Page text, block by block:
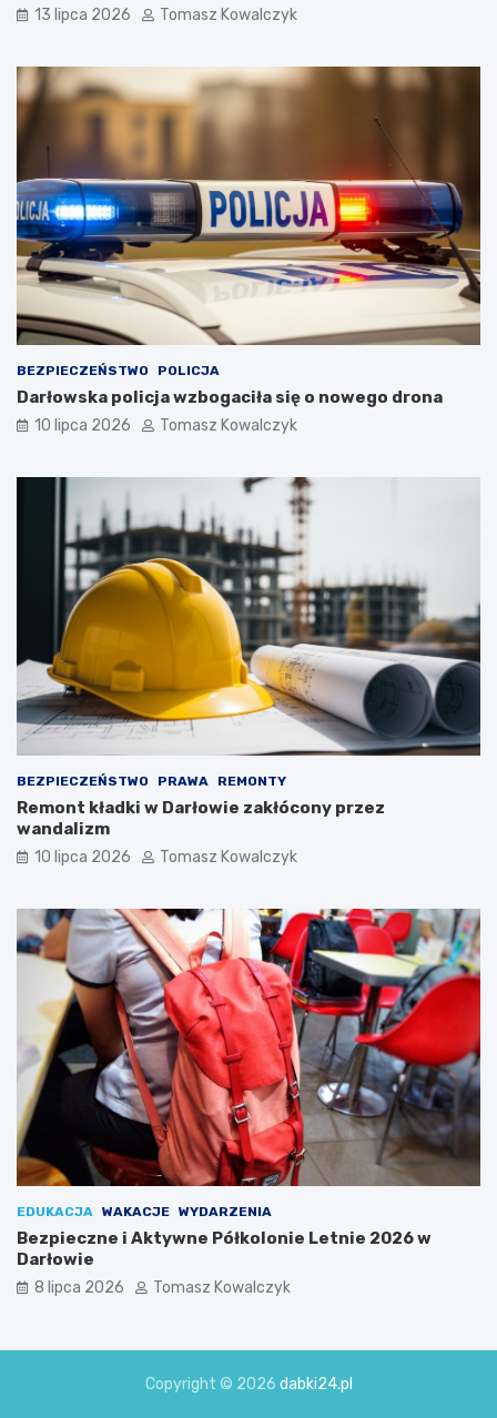
13 lipca 2026 Tomasz Kowalczyk
BEZPIECZEŃSTWO POLICJA
Darłowska policja wzbogaciła się o nowego drona
10 lipca 2026 Tomasz Kowalczyk
BEZPIECZEŃSTWO PRAWA REMONTY
Remont kładki w Darłowie zakłócony przez
wandalizm
10 lipca 2026 Tomasz Kowalczyk
EDUKACJA WAKACJE WYDARZENIA
Bezpieczne i Aktywne Półkolonie Letnie 2026 w
Darłowie
8 lipca 2026 Tomasz Kowalczyk
Copyright © 2026 dabki24.pl